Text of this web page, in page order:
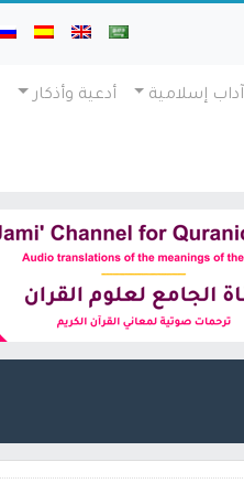
آداب إسلامية أدعية وأذكار